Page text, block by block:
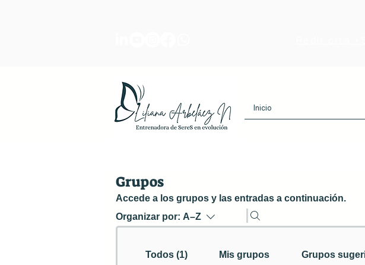
Inicio
Grupos
Accede a los grupos y las entradas a continuación.
Organizar por: A–Z
Todos (1) Mis grupos Grupos